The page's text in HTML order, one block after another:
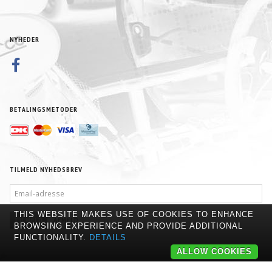
NYHEDER
BETALINGSMETODER
TILMELD NYHEDSBREV
ADRESSE
TILMELD AFMELD
THIS WEBSITE MAKES USE OF COOKIES TO ENHANCE
BROWSING EXPERIENCE AND PROVIDE ADDITIONAL
FUNCTIONALITY. DETAILS
ALLOW COOKIES